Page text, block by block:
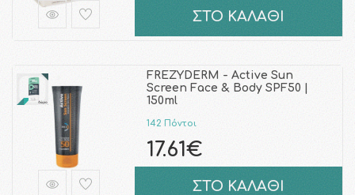
ΣΤΟ ΚΑΛΑΘΙ
FREZYDERM - Active Sun
Screen Face & Body SPF50 |
150ml
142 Πόντοι
17.61€
ΣΤΟ ΚΑΛΑΘΙ